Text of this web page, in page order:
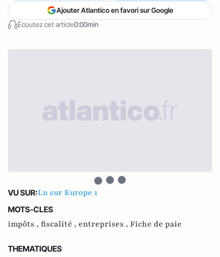
Écoutez cet article0:00min
Ajouter Atlantico en favori sur Google
VU SUR:Lu sur Europe 1
MOTS-CLES
impôts , fiscalité , entreprises , Fiche de paie
THEMATIQUES